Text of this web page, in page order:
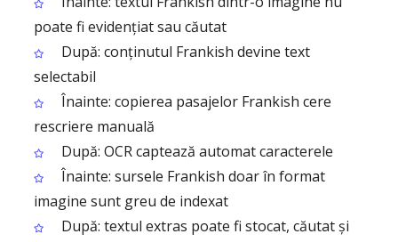
poate fi evidențiat sau căutat
După: conținutul Frankish devine text
selectabil
Înainte: copierea pasajelor Frankish cere
rescriere manuală
După: OCR captează automat caracterele
Înainte: sursele Frankish doar în format
imagine sunt greu de indexat
După: textul extras poate fi stocat, căutat și